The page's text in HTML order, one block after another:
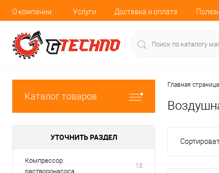
О компании Услуги Доставка и оплата
Каталог товаров
УТОЧНИТЬ РАЗДЕЛ
Компрессор
растворонасоса
15
Главная страница